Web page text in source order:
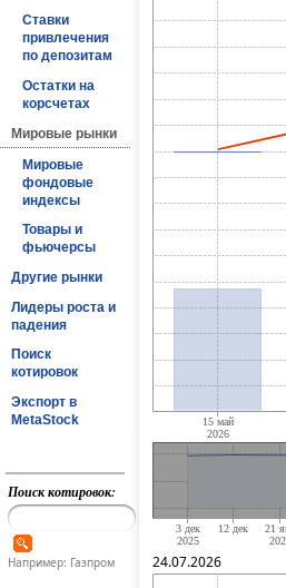
Ставки
привлечения
по депозитам
Остатки на
корсчетах
Мировые рынки
Мировые
фондовые
индексы
Товары и
фьючерсы
Другие рынки
Лидеры роста и
падения
Поиск
котировок
Экспорт в
MetaStock
Поиск котировок:
Например: Газпром 24.07.2026